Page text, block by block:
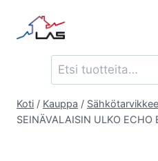
sisältöön
Etsi:
Koti / Kauppa /
SEINÄVALAISIN ULKO